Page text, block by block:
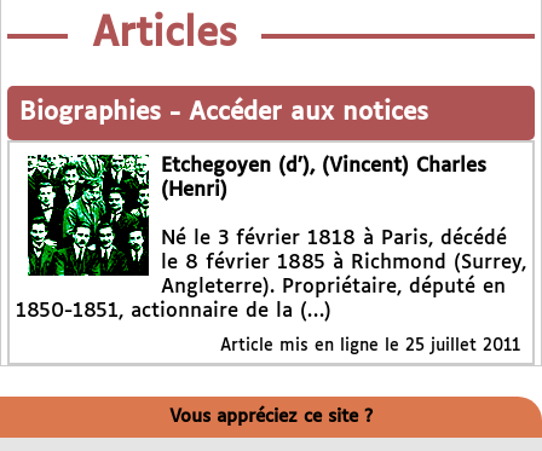
Articles
Biographies - Accéder aux notices
Etchegoyen (d’), (Vincent) Charles
(Henri)
Né le 3 février 1818 à Paris, décédé
le 8 février 1885 à Richmond (Surrey,
Angleterre). Propriétaire, député en
1850-1851, actionnaire de la (…)
Article mis en ligne le 25 juillet 2011
Vous appréciez ce site ?